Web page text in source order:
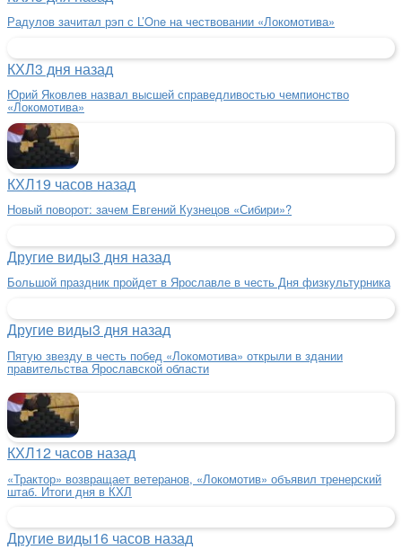
Радулов зачитал рэп с L’One на чествовании «Локомотива»
КХЛ3 дня назад
Юрий Яковлев назвал высшей справедливостью чемпионство
«Локомотива»
КХЛ19 часов назад
Новый поворот: зачем Евгений Кузнецов «Сибири»?
Другие виды3 дня назад
Большой праздник пройдет в Ярославле в честь Дня физкультурника
Другие виды3 дня назад
Пятую звезду в честь побед «Локомотива» открыли в здании
правительства Ярославской области
КХЛ12 часов назад
«Трактор» возвращает ветеранов, «Локомотив» объявил тренерский
штаб. Итоги дня в КХЛ
Другие виды16 часов назад